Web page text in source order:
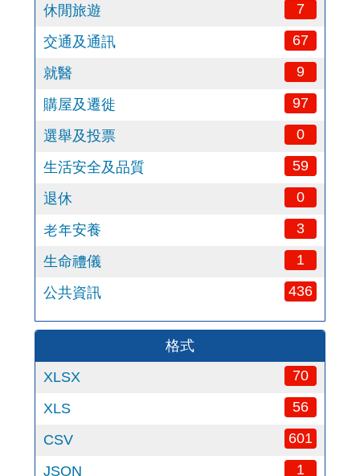
休閒旅遊 7
交通及通訊 67
就醫 9
購屋及遷徙 97
選舉及投票 0
生活安全及品質 59
退休 0
老年安養 3
生命禮儀 1
公共資訊 436
格式
XLSX
70
XLS 56
CSV 601
JSON 1